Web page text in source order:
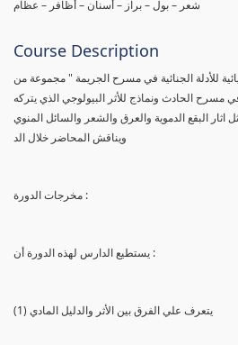
شعر – بول – براز – أسنان – أظافر – عظام
Course Description
للأدلة الجنائية في مسرح الجريمة " مجموعة من
مسرح الحادث ونماذج للأثر البيولوجي الذي يتركه
البقع الدموية والعرق والشعر والسائل المنوي
ويناقش المحاضر خلال الد
مخرجات الدورة :
يستطيع الدارس لهذه الدورة أن :
(1) يتعرف علي الفرق بين الأثر والدليل المادي